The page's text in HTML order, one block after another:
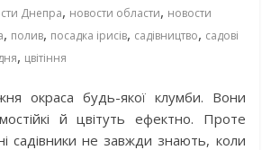
Днепра, новости области, новости
, полив, посадка ірисів, садівництво, садові
, цвітіння
окраса будь-якої клумби. Вони
й цвітуть ефектно. Проте
садівники не завжди знають, коли